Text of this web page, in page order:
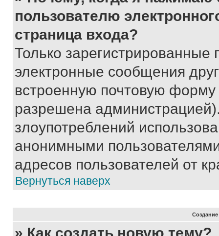
пользователю
страница входа?
Только зарегистрированные
электронные сообщения
встроенную почтовую
разрешена
злоупотреблений
анонимными
адресов пользователей от
Вернуться наверх